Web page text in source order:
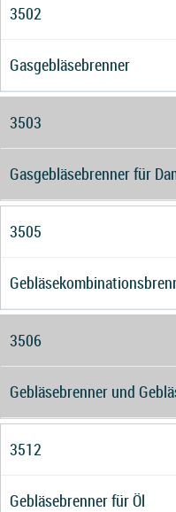
3502
Gasgebläsebrenner
3503
Gasgebläsebrenner für
3505
3506
Gebläsebrenner und
3512
Gebläsebrenner für Öl